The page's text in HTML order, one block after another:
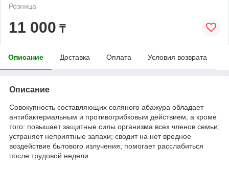
Розница
11 000 ₸
Описание Доставка Оплата Условия возврата
Описание
Совокупность составляющих соляного абажура обладает
антибактериальным и противогрибковым действием, а кроме
того: повышает защитные силы организма всех членов семьи;
устраняет неприятные запахи; сводит на нет вредное
воздействие бытового излучения; помогает расслабиться
после трудовой недели.